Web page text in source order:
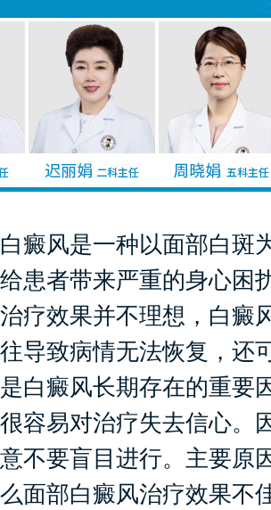
风是一种以面部白斑
患者带来严重的身心困
疗效果并不理想，白癜
导致病情无法恢复，还
白癜风长期存在的重要
容易对治疗失去信心。
不要盲目进行。主要原
面部白癜风治疗效果不